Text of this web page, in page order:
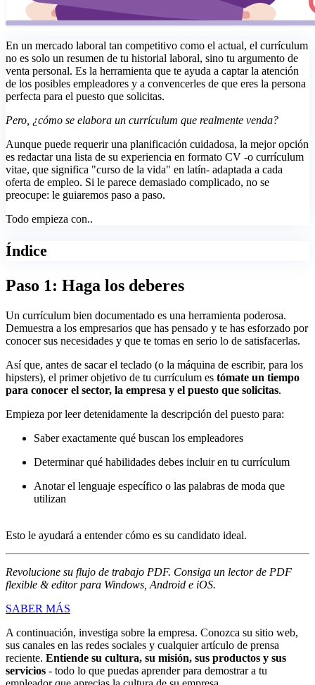
En un mercado laboral tan competitivo como el actual, el currículum
no es solo un resumen de tu historial laboral, sino tu argumento de
venta personal. Es la herramienta que te ayuda a captar la atención
de los posibles empleadores y a convencerles de que eres la persona
perfecta para el puesto que solicitas.
Pero, ¿cómo se elabora un currículum que realmente venda?
Aunque puede requerir una planificación cuidadosa, la mejor opción
es redactar una lista de su experiencia en formato CV -o currículum
vitae, que significa "curso de la vida" en latín- adaptada a cada
oferta de empleo. Si le parece demasiado complicado, no se
preocupe: le guiaremos paso a paso.
Todo empieza con..
Índice
Paso 1: Haga los deberes
Un currículum bien documentado es una herramienta poderosa.
Demuestra a los empresarios que has pensado y te has esforzado por
conocer sus necesidades y que te tomas en serio lo de satisfacerlas.
Así que, antes de sacar el teclado (o la máquina de escribir, para los
hipsters), el primer objetivo de tu currículum es tómate un tiempo
para conocer el sector, la empresa y el puesto que solicitas.
Empieza por leer detenidamente la descripción del puesto para:
Saber exactamente qué buscan los empleadores
Determinar qué habilidades debes incluir en tu currículum
Anotar el lenguaje específico o las palabras de moda que
utilizan
Esto le ayudará a entender cómo es su candidato ideal.
Revolucione su flujo de trabajo PDF. Consiga un lector de PDF
flexible & editor para Windows, Android e iOS.
SABER MÁS
A continuación, investiga sobre la empresa. Conozca su sitio web,
sus canales en las redes sociales y cualquier artículo de prensa
reciente. Entiende su cultura, su misión, sus productos y sus
servicios - todo lo que puedas aprender para demostrar a tu